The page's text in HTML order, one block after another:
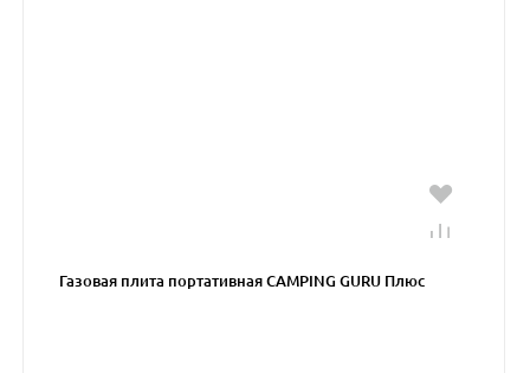
Газовая плита портативная CAMPING GURU Плюс